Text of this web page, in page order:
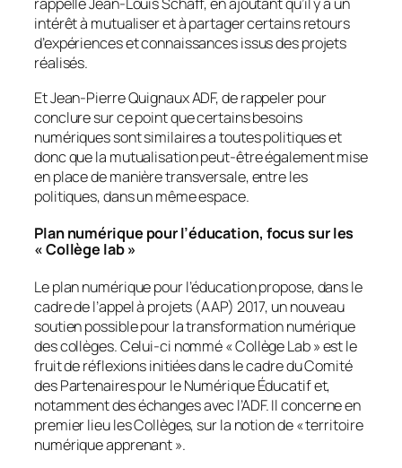
rappelle Jean-Louis Schaff, en ajoutant qu’il y a un
intérêt à mutualiser et à partager certains retours
d’expériences et connaissances issus des projets
réalisés.
Et Jean-Pierre Quignaux ADF, de rappeler pour
conclure sur ce point que certains besoins
numériques sont similaires a toutes politiques et
donc que la mutualisation peut-être également mise
en place de manière transversale, entre les
politiques, dans un même espace.
Plan numérique pour l’éducation, focus sur les
« Collège lab »
Le plan numérique pour l’éducation propose, dans le
cadre de l’appel à projets (AAP) 2017, un nouveau
soutien possible pour la transformation numérique
des collèges. Celui-ci nommé «Collège Lab» est le
fruit de réflexions initiées dans le cadre du Comité
des Partenaires pour le Numérique Éducatif et,
notamment des échanges avec l’ADF. Il concerne en
premier lieu les Collèges, sur la notion de «territoire
numérique apprenant».